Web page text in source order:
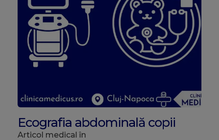
Ecografia abdominală copii
Articol medical în